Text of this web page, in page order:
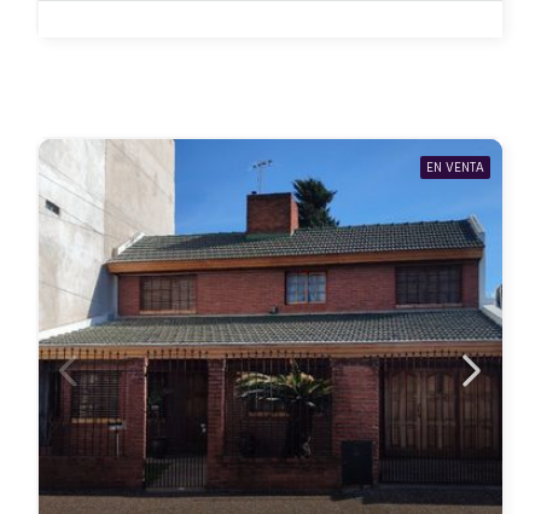
EN VENTA